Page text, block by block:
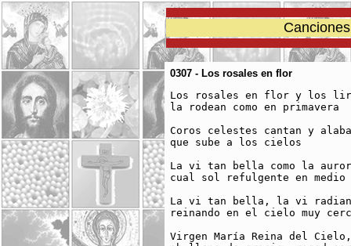
0307 - Los rosales en flor
Los rosales en flor y los
la rodean como en primavera
Coros celestes cantan y
que sube a los cielos
La vi tan bella como la
cual sol refulgente en
La vi tan bella, la vi
reinando en el cielo muy
Virgen María Reina del Cielo,